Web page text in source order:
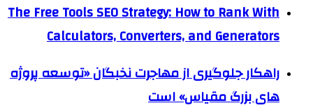
The Free Tools SEO Strategy: How to Rank With
Calculators, Converters, and Generators
راهکار جلوگیری از مهاجرت نخبگان «توسعه پروژه
های بزرگ مقیاس» است